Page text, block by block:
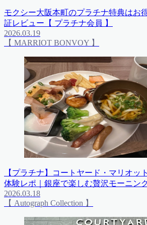
モクシー大阪本町のプラチナ特典はお
証レビュー【 プラチナ会員 】
2026.03.19
【 MARRIOT BONVOY 】
【プラチナ】コートヤード・マリオッ
体験レポ｜銀座で楽しむ贅沢モーニン
2026.03.18
【 Autograph Collection 】